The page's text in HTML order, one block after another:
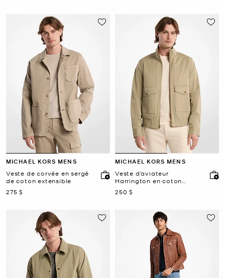
MICHAEL KORS MENS
Veste de corvée en sergé
de coton extensible
maintenant
275 $
MICHAEL KORS MENS
Veste d’aviateur
Harrington en coton
extensible
maintenant
250 $